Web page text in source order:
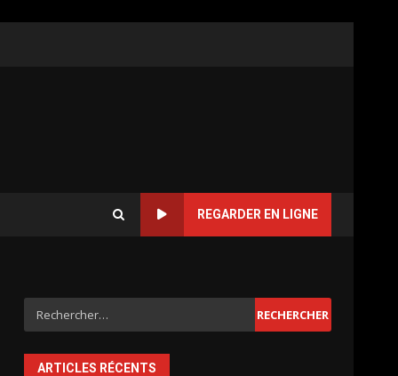
REGARDER EN LIGNE
Rechercher :
ARTICLES RÉCENTS